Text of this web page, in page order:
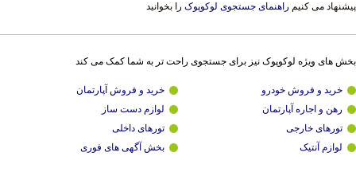
پیشنهاد می کنیم راهنمای جستجوی لوکوپوک را بخوانید
بخش های ویژه لوکوپوک نیز برای جستجوی راحت تر به شما کمک می کند
خرید و فروش خودرو
خرید و فروش آپارتمان
رهن و اجاره آپارتمان
لوازم دست ساز
تورهای خارجی
تورهای داخلی
لوازم آنتیک
بخش آگهی های فوری